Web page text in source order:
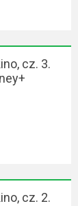
cz. 3.
cz. 2.